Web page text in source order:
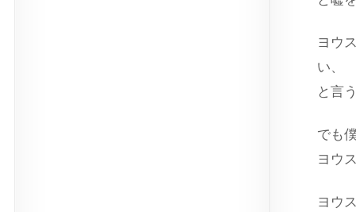
ヨウ
い、
と言
でも
ヨウ
ヨウ